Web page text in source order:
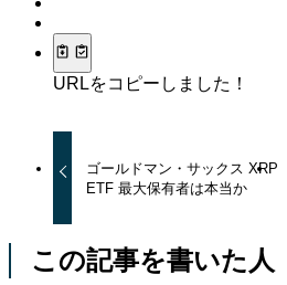
URLをコピーしました！
ゴールドマン・サックス XRP
ETF 最大保有者は本当か
この記事を書いた人